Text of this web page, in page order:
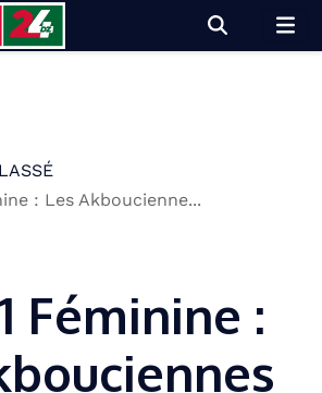
: Les Akboucienne...
Féminine :